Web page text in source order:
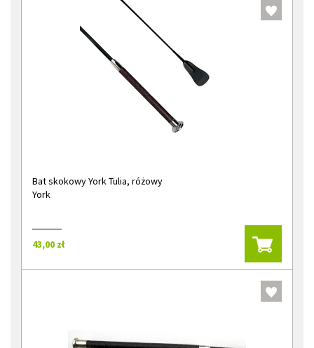
Bat skokowy York Tulia, różowy
York
43,00 zł